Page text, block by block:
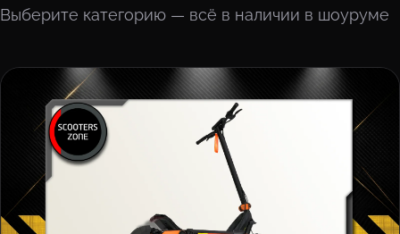
Выберите категорию — всё в наличии в шоуруме